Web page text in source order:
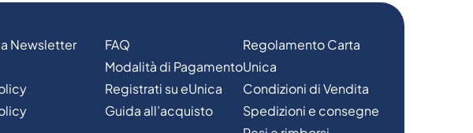
Newsletter
FAQ
Modalità di Pagamento
Registrati su eUnica
Guida all’acquisto
Regolamento Carta
Unica
Condizioni di Vendita
Spedizioni e consegne